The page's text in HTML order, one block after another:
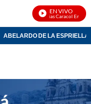
EN VIVO
Noticias Caracol En Vivo
ABELARDO DE LA ESPRIELLA